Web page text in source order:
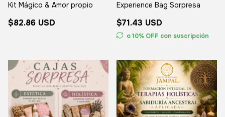
Kit Mágico & Amor propio
$82.86 USD
Experience Bag Sorpresa
$71.43 USD
o 10% OFF con suscripción